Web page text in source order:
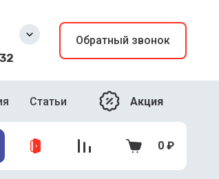
Обратный звонок
Статьи Акция
0 ₽